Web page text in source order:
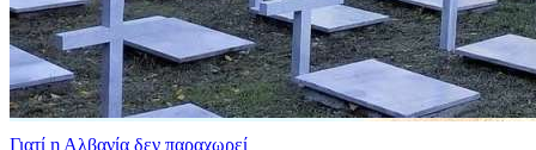
Γιατί η Αλβανία δεν παραχωρεί